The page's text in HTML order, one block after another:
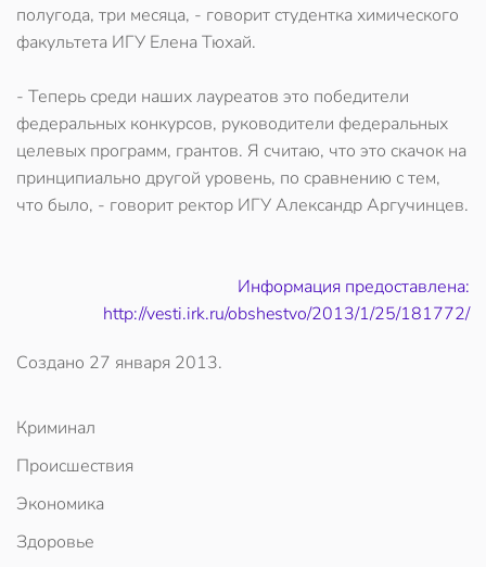
полугода, три месяца, - говорит студентка химического
факультета ИГУ Елена Тюхай.
- Теперь среди наших лауреатов это победители
федеральных конкурсов, руководители федеральных
целевых программ, грантов. Я считаю, что это скачок на
принципиально другой уровень, по сравнению с тем,
что было, - говорит ректор ИГУ Александр Аргучинцев.
Информация предоставлена:
http://vesti.irk.ru/obshestvo/2013/1/25/181772/
Создано 27 января 2013.
Криминал
Происшествия
Экономика
Здоровье